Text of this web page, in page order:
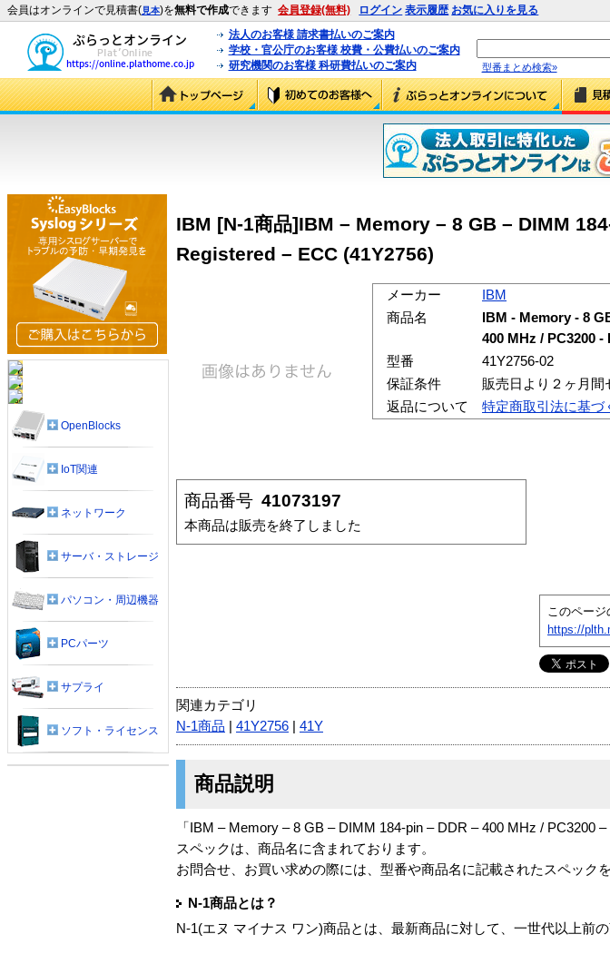
会員はオンラインで見積書(見本)を無料で作成できます 会員登録(無料) ログイン 表示履歴 お気に入りを見る
法人のお客様 請求書払いのご案内
学校・官公庁のお客様 校費・公費払いのご案内
研究機関のお客様 科研費払いのご案内
型番まとめ検索»
IBM [N-1商品]IBM – Memory – 8 GB – DIMM
Registered – ECC (41Y2756)
メーカー
IBM
商品名
IBM - Memory - 8
400 MHz / PC3200
型番
41Y2756-02
保証条件
販売日より２ヶ月間
返品について
特定商取引法に基づ
商品番号 41073197
本商品は販売を終了しました
このページ
https://
関連カテゴリ
N-1商品
41Y2756 41Y
商品説明
「IBM – Memory – 8 GB – DIMM 184-pin – DDR – 400 MHz / PC3200
スペックは、商品名に含まれております。
お問合せ、お買い求めの際には、型番や商品名に記載されたスペック
N-1商品とは？
N-1(エヌ マイナス ワン)商品とは、最新商品に対して、一世代以上前の
OpenBlocks
IoT関連
ネットワーク
サーバ・ストレージ
パソコン・周辺機器
PCパーツ
サプライ
ソフト・ライセンス